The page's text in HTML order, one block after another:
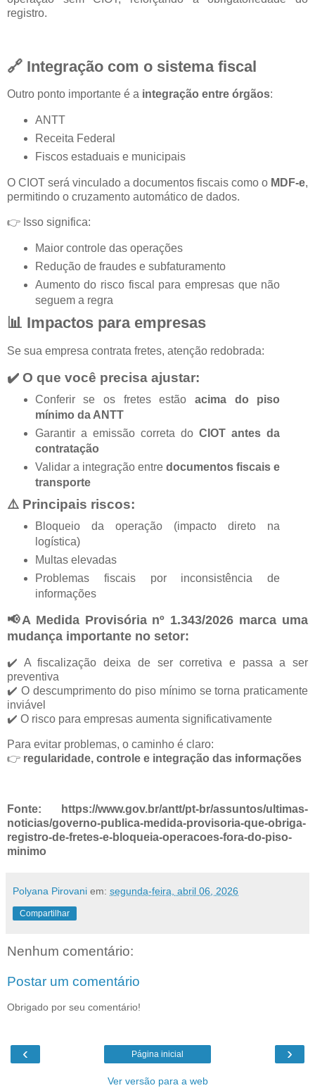
registro.
🔗 Integração com o sistema fiscal
Outro ponto importante é a integração entre órgãos:
ANTT
Receita Federal
Fiscos estaduais e municipais
O CIOT será vinculado a documentos fiscais como o MDF-e,
permitindo o cruzamento automático de dados.
👉 Isso significa:
Maior controle das operações
Redução de fraudes e subfaturamento
Aumento do risco fiscal para empresas que não
seguem a regra
📊 Impactos para empresas
Se sua empresa contrata fretes, atenção redobrada:
✔️ O que você precisa ajustar:
Conferir se os fretes estãoacima do piso
mínimo da ANTT
Garantir a emissão correta doCIOT antes da
contratação
Validar a integração entredocumentos fiscais e
transporte
⚠️ Principais riscos:
Bloqueio da operação (impacto direto na
logística)
Multas elevadas
Problemas fiscais por inconsistência de
informações
📢A Medida Provisória nº 1.343/2026 marca uma
mudança importante no setor:
✔️ A fiscalização deixa de ser corretiva e passa a ser
preventiva
✔️ O descumprimento do piso mínimo se torna praticamente
inviável
✔️ O risco para empresas aumenta significativamente
Para evitar problemas, o caminho é claro:
👉 regularidade, controle e integração das informações
Fonte: https://www.gov.br/antt/pt-br/assuntos/ultimas-
noticias/governo-publica-medida-provisoria-que-obriga-
registro-de-fretes-e-bloqueia-operacoes-fora-do-piso-
minimo
Polyana Pirovani em: segunda-feira, abril 06, 2026
Compartilhar
Nenhum comentário:
Postar um comentário
Obrigado por seu comentário!
‹ ›
Página inicial
Ver versão para a web